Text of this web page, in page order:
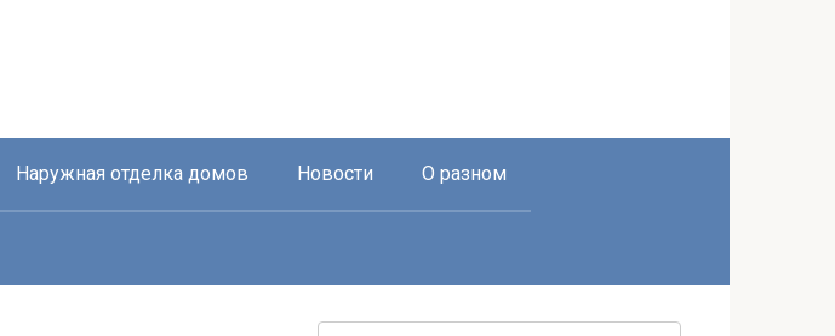
Наружная отделка домов Новости О разном